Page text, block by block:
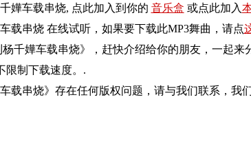
嬅车载串烧, 点此加入到你的 音乐盒 或点此加入
载串烧在线试听，如果要下载此MP3舞曲，请点
千嬅车载串烧》，赶快介绍给你的朋友，一起来
限制下载速度。.
载串烧》存在任何版权问题，请与我们联系，我